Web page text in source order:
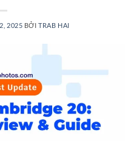
2025 BỞITRAB HAI